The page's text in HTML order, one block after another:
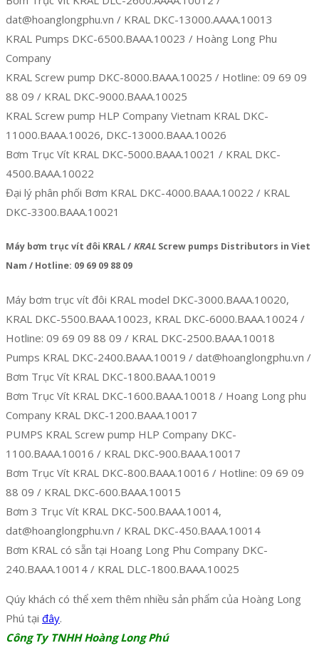
dat@hoanglongphu.vn / KRAL DKC-13000.AAAA.10013
KRAL Pumps DKC-6500.BAAA.10023 / Hoàng Long Phu
Company
KRAL Screw pump DKC-8000.BAAA.10025 / Hotline: 09 69 09
88 09 / KRAL DKC-9000.BAAA.10025
KRAL Screw pump HLP Company Vietnam KRAL DKC-
11000.BAAA.10026, DKC-13000.BAAA.10026
Bơm Trục Vít KRAL DKC-5000.BAAA.10021 / KRAL DKC-
4500.BAAA.10022
Đại lý phân phối Bơm KRAL DKC-4000.BAAA.10022 / KRAL
DKC-3300.BAAA.10021
Máy bơm trục vít đôi KRAL / KRAL Screw pumps Distributors in Viet
Nam / Hotline: 09 69 09 88 09
Máy bơm trục vít đôi KRAL model DKC-3000.BAAA.10020,
KRAL DKC-5500.BAAA.10023, KRAL DKC-6000.BAAA.10024 /
Hotline: 09 69 09 88 09 / KRAL DKC-2500.BAAA.10018
Pumps KRAL DKC-2400.BAAA.10019 / dat@hoanglongphu.vn /
Bơm Trục Vít KRAL DKC-1800.BAAA.10019
Bơm Trục Vít KRAL DKC-1600.BAAA.10018 / Hoang Long phu
Company KRAL DKC-1200.BAAA.10017
PUMPS KRAL Screw pump HLP Company DKC-
1100.BAAA.10016 / KRAL DKC-900.BAAA.10017
Bơm Trục Vít KRAL DKC-800.BAAA.10016 / Hotline: 09 69 09
88 09 / KRAL DKC-600.BAAA.10015
Bơm 3 Trục Vít KRAL DKC-500.BAAA.10014,
dat@hoanglongphu.vn / KRAL DKC-450.BAAA.10014
Bơm KRAL có sẵn tại Hoang Long Phu Company DKC-
240.BAAA.10014 / KRAL DLC-1800.BAAA.10025
Qúy khách có thể xem thêm nhiều sản phẩm của Hoàng Long
Phú tại đây.
Công Ty TNHH Hoàng Long Phú